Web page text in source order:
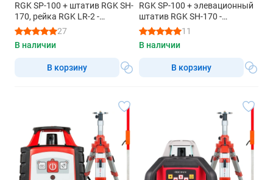
RGK SP-100 + штатив RGK SH-
170, рейка RGK LR-2 -
ротационный нивелир с
красным лучом
27
В наличии
В корзину
RGK SP-100 + элевационный
штатив RGK SH-170 -
ротационный нивелир с
красным лучом
11
В наличии
В корзину